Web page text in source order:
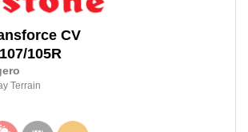
CV
107/105R
Terrain